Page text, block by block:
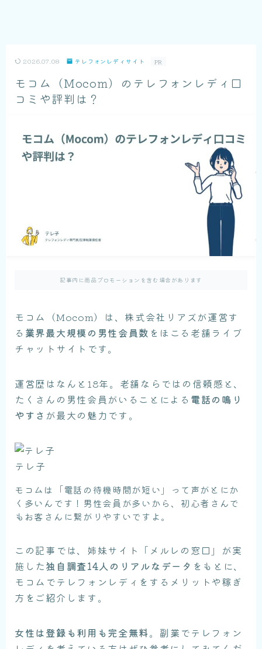
2026.07.08 テレフォンレディサイト PR
モコム（Mocom）のテレフォンレディ口
コミや評判は？
記事内に商品プロモーションを含む場合があります
モコム（Mocom）は、株式会社リアズが運営す
る 業界最大規模の男性会員数 をほこる老舗ライブ
チャットサイトです。
運営歴はなんと18年。老舗ならではの信頼感と、
たくさんの男性会員がいることによる 電話の鳴り
やすさ が最大の魅力です。
テレ子
モコムは「電話の待機時間が短い」って声がとにか
く多いんです！男性会員が多いから、初心者さんで
もお客さんに繋がりやすいですよ。
この記事では、姉妹サイト「メルレの窓口」が実
施した独自調査14人のリアルなデータ をもとに、
モコムでテレフォンレディをするメリットや稼ぎ
方をご紹介します。
女性は登録も利用も完全無料。副業でテレフォン